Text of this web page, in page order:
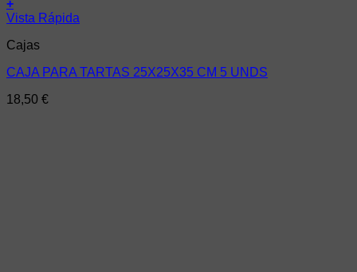
+
Vista Rápida
Cajas
CAJA PARA TARTAS 25X25X35 CM 5 UNDS
18,50 €